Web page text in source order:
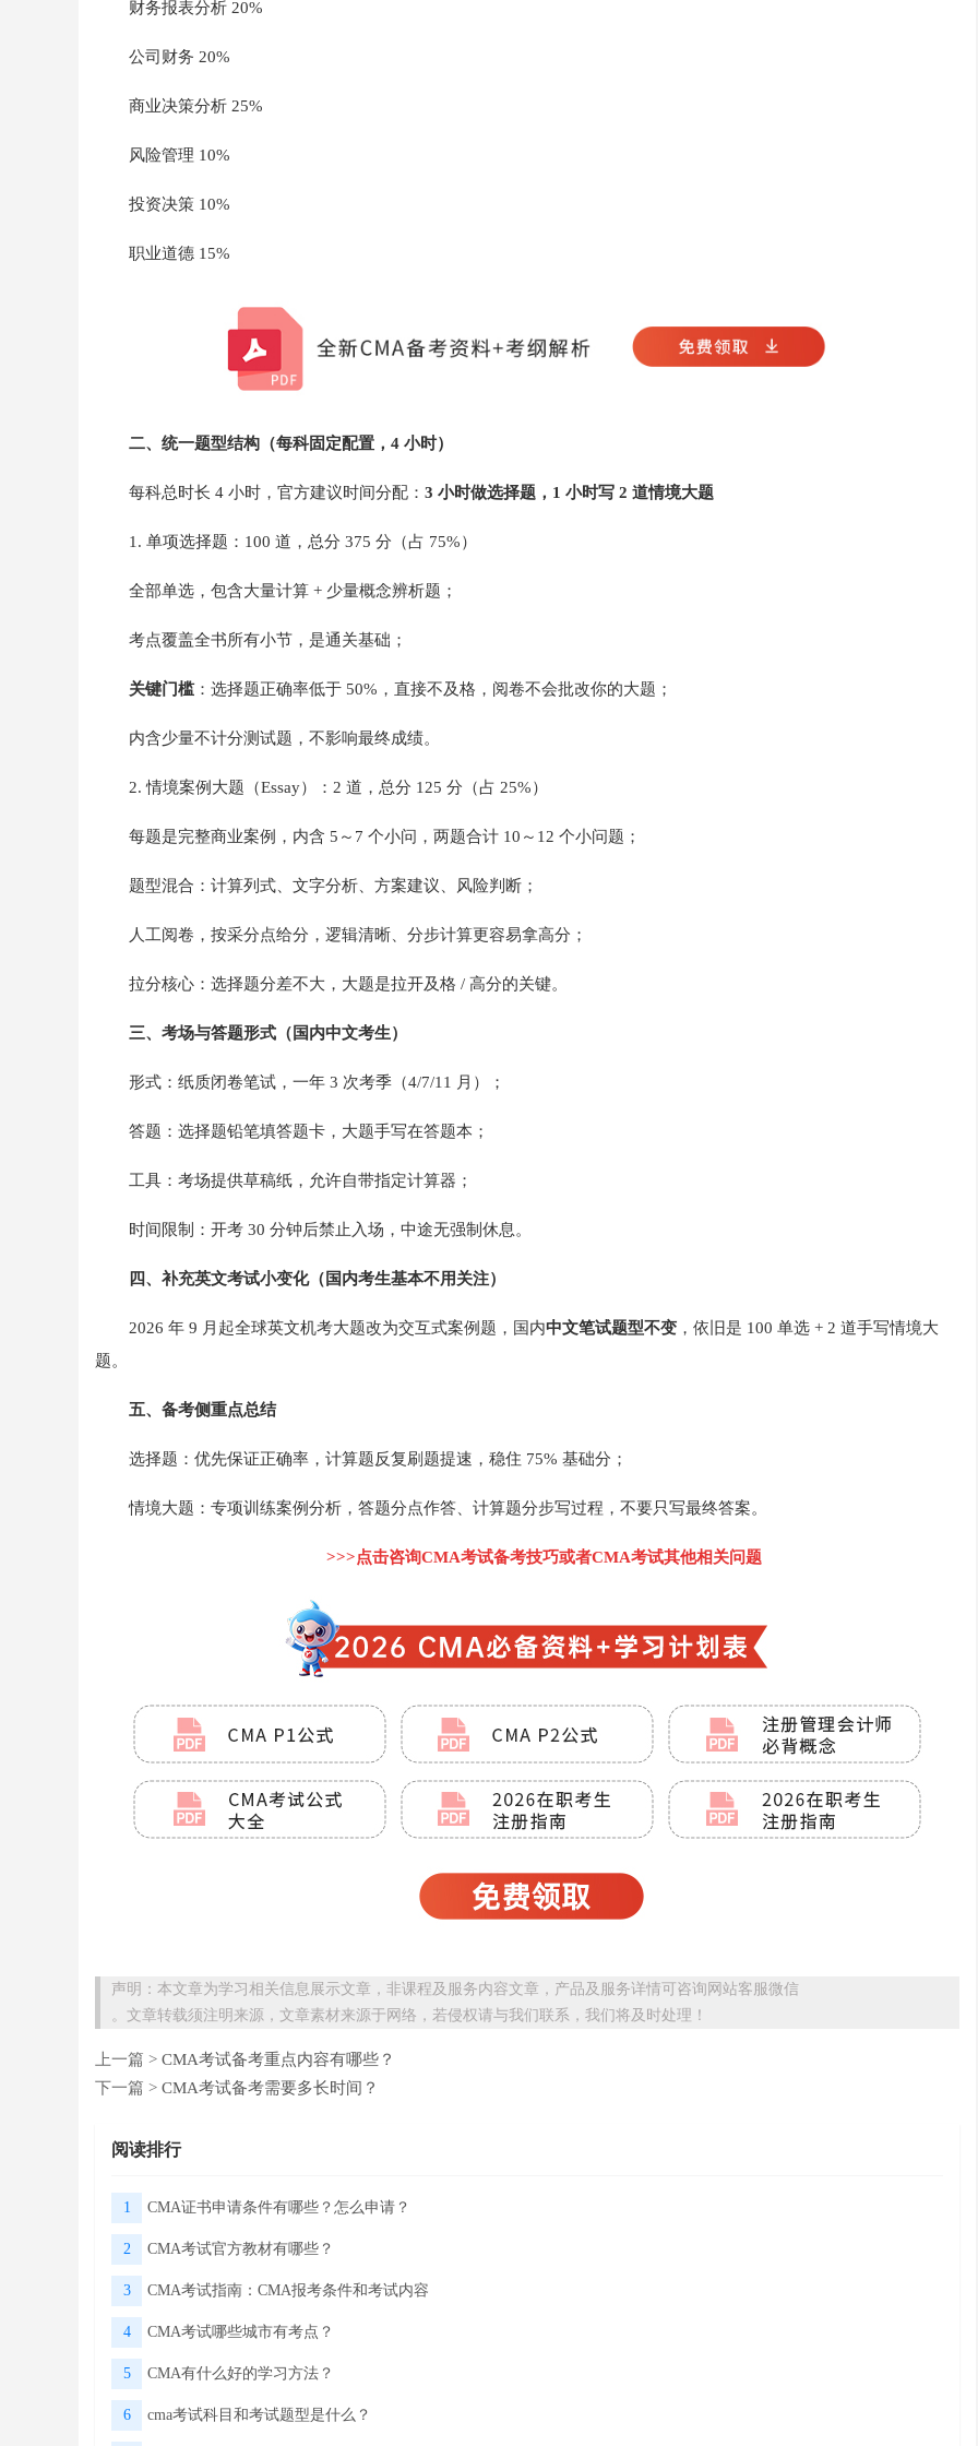
财务报表分析 20%
公司财务 20%
商业决策分析 25%
风险管理 10%
投资决策 10%
职业道德 15%
二、统一题型结构（每科固定配置，4 小时）
每科总时长 4 小时，官方建议时间分配： 3 小时做选择题，1 小时写 2 道情境大题
1. 单项选择题：100 道，总分 375 分（占 75%）
全部单选，包含大量计算 + 少量概念辨析题；
考点覆盖全书所有小节，是通关基础；
关键门槛：选择题正确率低于 50%，直接不及格，阅卷不会批改你的大题；
内含少量不计分测试题，不影响最终成绩。
2. 情境案例大题（Essay）：2 道，总分 125 分（占 25%）
每题是完整商业案例，内含 5～7 个小问，两题合计 10～12 个小问题；
题型混合：计算列式、文字分析、方案建议、风险判断；
人工阅卷，按采分点给分，逻辑清晰、分步计算更容易拿高分；
拉分核心：选择题分差不大，大题是拉开及格 / 高分的关键。
三、考场与答题形式（国内中文考生）
形式：纸质闭卷笔试，一年 3 次考季（4/7/11 月）；
答题：选择题铅笔填答题卡，大题手写在答题本；
工具：考场提供草稿纸，允许自带指定计算器；
时间限制：开考 30 分钟后禁止入场，中途无强制休息。
四、补充英文考试小变化（国内考生基本不用关注）
2026 年 9 月起全球英文机考大题改为交互式案例题，国内中文笔试题型不变，依旧是 100 单选 + 2 道手写情境大
题。
五、备考侧重点总结
选择题：优先保证正确率，计算题反复刷题提速，稳住 75% 基础分；
情境大题：专项训练案例分析，答题分点作答、计算题分步写过程，不要只写最终答案。
>>>点击咨询CMA考试备考技巧或者CMA考试其他相关问题
声明：本文章为学习相关信息展示文章，非课程及服务内容文章，产品及服务详情可咨询网站客服微信
。文章转载须注明来源，文章素材来源于网络，若侵权请与我们联系，我们将及时处理！
上一篇 > CMA考试备考重点内容有哪些？
下一篇 > CMA考试备考需要多长时间？
阅读排行
1 CMA证书申请条件有哪些？怎么申请？
2 CMA考试官方教材有哪些？
3 CMA考试指南：CMA报考条件和考试内容
4 CMA考试哪些城市有考点？
5 CMA有什么好的学习方法？
6 cma考试科目和考试题型是什么？